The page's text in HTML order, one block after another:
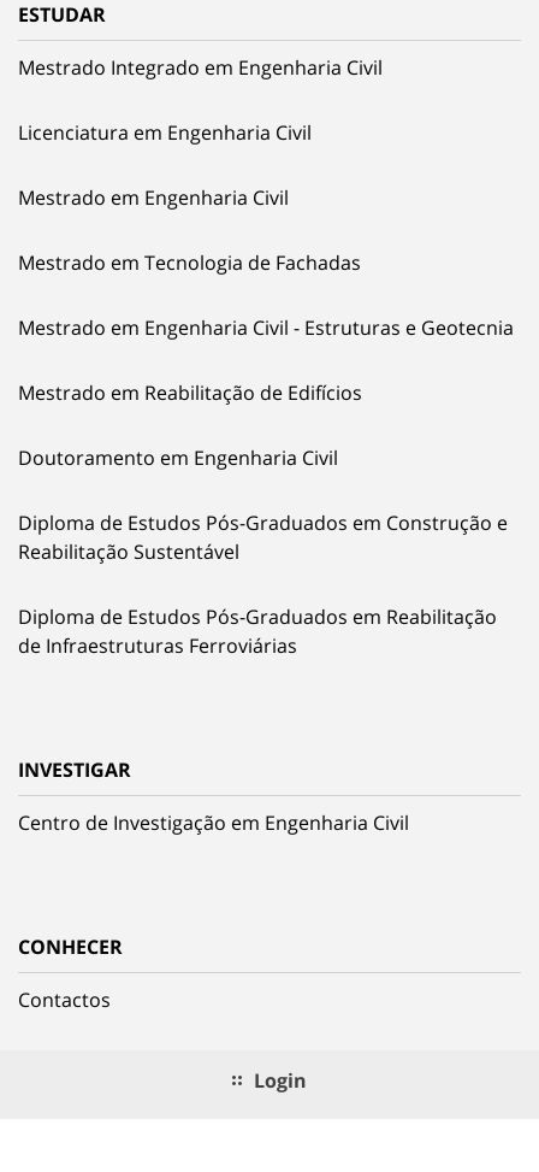
ESTUDAR
Mestrado Integrado em Engenharia Civil
Licenciatura em Engenharia Civil
Mestrado em Engenharia Civil
Mestrado em Tecnologia de Fachadas
Mestrado em Engenharia Civil - Estruturas e Geotecnia
Mestrado em Reabilitação de Edifícios
Doutoramento em Engenharia Civil
Diploma de Estudos Pós-Graduados em Construção e
Reabilitação Sustentável
Diploma de Estudos Pós-Graduados em Reabilitação
de Infraestruturas Ferroviárias
INVESTIGAR
Centro de Investigação em Engenharia Civil
CONHECER
Contactos
Login